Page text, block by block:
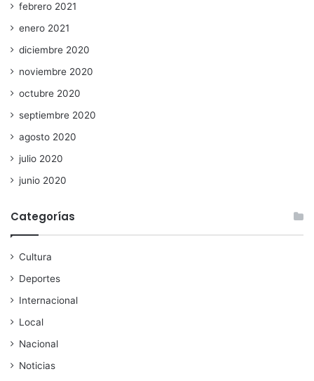
febrero 2021
enero 2021
diciembre 2020
noviembre 2020
octubre 2020
septiembre 2020
agosto 2020
julio 2020
junio 2020
Categorías
Cultura
Deportes
Internacional
Local
Nacional
Noticias